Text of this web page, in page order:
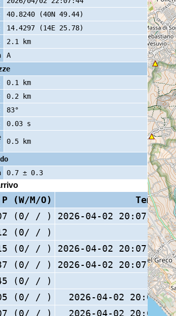
40.8240 (40N 49.44)
14.4297 (14E 25.78)
2.1 km
A
0.1 km
0.2 km
83°
0.03 s
0.5 km
0.7 ± 0.3
P (W/M/O) Tempo
(0/ / )
2026-04-02
(0/ / )
(0/ / )
2026-04-02
(0/ / )
2026-04-02
(0/ / )
(0/ / )
2026-04-02
(0/ / ) 2026-04-02